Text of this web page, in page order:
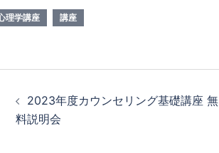
理学講座 講座
2023年度カウンセリング基礎講座 無
料説明会